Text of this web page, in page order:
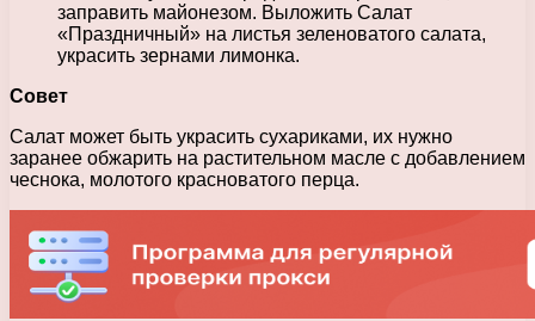
заправить майонезом. Выложить Салат
«Праздничный» на листья зеленоватого салата,
украсить зернами лимонка.
Совет
Салат может быть украсить сухариками, их нужно
заранее обжарить на растительном масле с добавлением
чеснока, молотого красноватого перца.